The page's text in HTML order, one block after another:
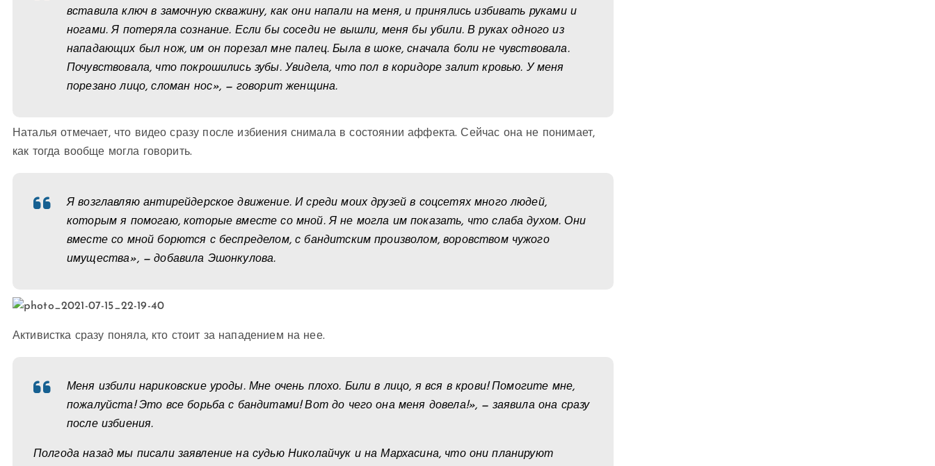
вставила ключ в замочную скважину, как они напали на меня, и принялись избивать руками и
ногами. Я потеряла сознание. Если бы соседи не вышли, меня бы убили. В руках одного из
нападающих был нож, им он порезал мне палец. Была в шоке, сначала боли не чувствовала.
Почувствовала, что покрошились зубы. Увидела, что пол в коридоре залит кровью. У меня
порезано лицо, сломан нос», — говорит женщина.
Наталья отмечает, что видео сразу после избиения снимала в состоянии аффекта. Сейчас она не понимает,
как тогда вообще могла говорить.
Я возглавляю антирейдерское движение. И среди моих друзей в соцсетях много людей,
которым я помогаю, которые вместе со мной. Я не могла им показать, что слаба духом. Они
вместе со мной борются с беспределом, с бандитским произволом, воровством чужого
имущества», — добавила Эшонкулова.
Активистка сразу поняла, кто стоит за нападением на нее.
Меня избили нариковские уроды. Мне очень плохо. Били в лицо, я вся в крови! Помогите мне,
пожалуйста! Это все борьба с бандитами! Вот до чего она меня довела!», — заявила она сразу
после избиения.
Полгода назад мы писали заявление на судью Николайчук и на Мархасина, что они планируют